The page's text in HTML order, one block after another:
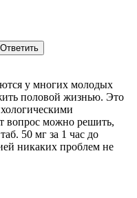
Ответить
у многих молодых
половой жизнью. Это
вопрос можно решить,
50 мг за 1 час до
никаких проблем не